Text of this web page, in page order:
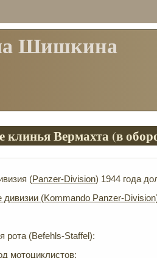
Шишкина
клинья Вермахта (в
(Panzer-Division) 1944 года
дивизии (Kommando Panzer-
рота (Befehls-Staffel):
мотоциклистов;